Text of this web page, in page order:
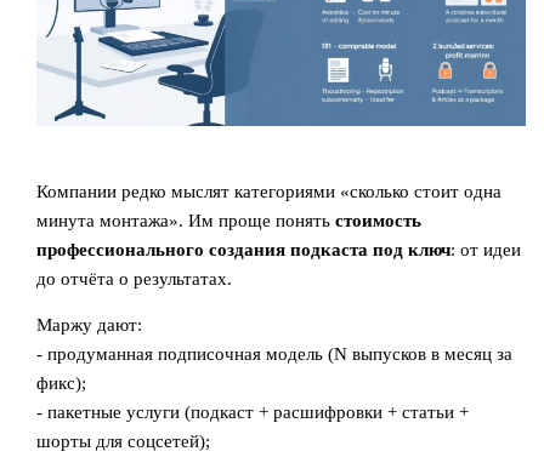
Компании редко мыслят категориями «сколько стоит одна
минута монтажа». Им проще понятьстоимость
профессионального создания подкаста под ключ: от идеи
до отчёта о результатах.
Маржу дают:
- продуманная подписочная модель (N выпусков в месяц за
фикс);
- пакетные услуги (подкаст + расшифровки + статьи +
шорты для соцсетей);